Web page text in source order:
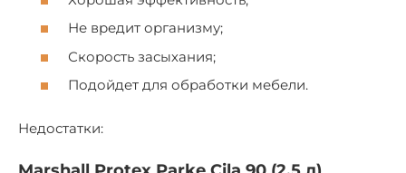
Не вредит организму;
Скорость засыхания;
Подойдет для обработки мебели.
Недостатки: